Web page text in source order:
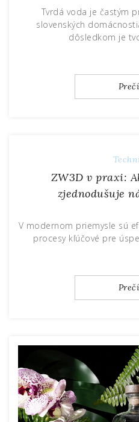
Tvrdá voda je častým
slovenských
dôsledkom je
ZW3D v praxi:
zjednodušuje
V modernom priemysle sú efektívne návrhové a výrobné
procesy kľúčové pre